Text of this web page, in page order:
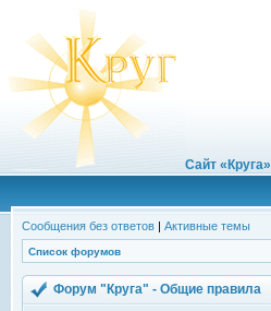
Сайт «Круга»
Сообщения без ответов | Активные темы
Список форумов
Форум "Круга" - Общие правила